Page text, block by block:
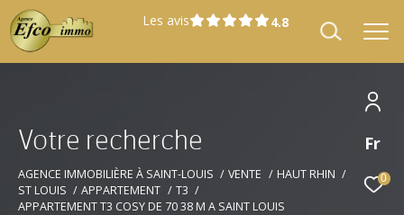
Fr
0
Les avis
Votre recherche
AGENCE IMMOBILIÈRE À SAINT-LOUIS VENTE
HAUT RHIN
ST LOUIS
APPARTEMENT
T3
APPARTEMENT T3 COSY DE 70 38 M A SAINT LOUIS
Effectuer une recherche
et trouver le bien qui correspond à vos
critères